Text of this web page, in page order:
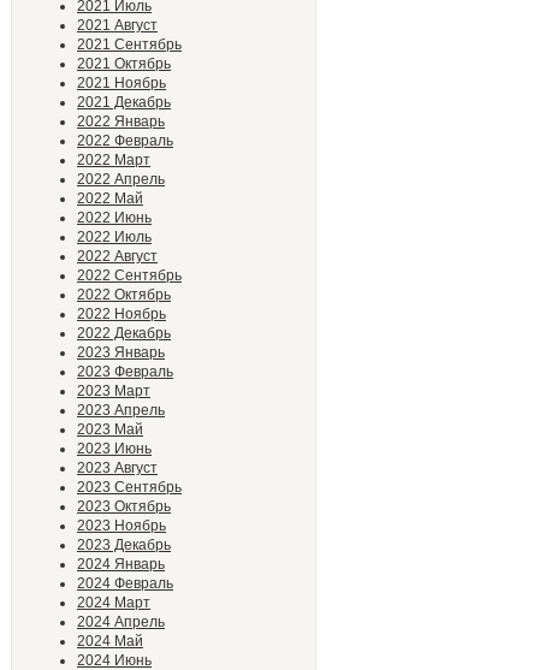
2021 Июль
2021 Август
2021 Сентябрь
2021 Октябрь
2021 Ноябрь
2021 Декабрь
2022 Январь
2022 Февраль
2022 Март
2022 Апрель
2022 Май
2022 Июнь
2022 Июль
2022 Август
2022 Сентябрь
2022 Октябрь
2022 Ноябрь
2022 Декабрь
2023 Январь
2023 Февраль
2023 Март
2023 Апрель
2023 Май
2023 Июнь
2023 Август
2023 Сентябрь
2023 Октябрь
2023 Ноябрь
2023 Декабрь
2024 Январь
2024 Февраль
2024 Март
2024 Апрель
2024 Май
2024 Июнь